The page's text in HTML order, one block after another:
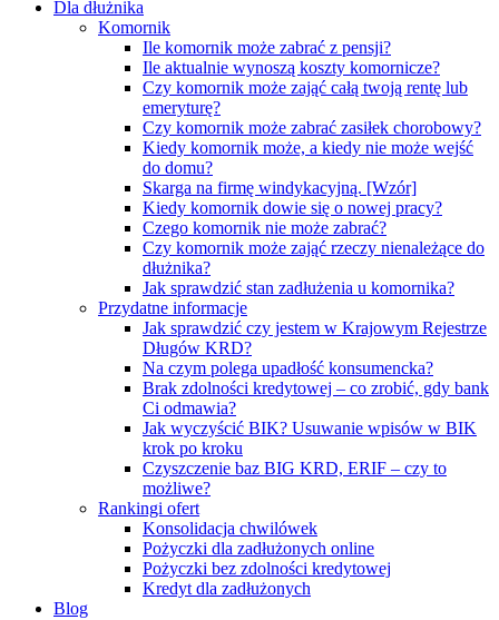
Dla dłużnika
Komornik
Ile komornik może zabrać z pensji?
Ile aktualnie wynoszą koszty komornicze?
Czy komornik może zająć całą twoją rentę lub
emeryturę?
Czy komornik może zabrać zasiłek chorobowy?
Kiedy komornik może, a kiedy nie może wejść
do domu?
Skarga na firmę windykacyjną. [Wzór]
Kiedy komornik dowie się o nowej pracy?
Czego komornik nie może zabrać?
Czy komornik może zająć rzeczy nienależące do
dłużnika?
Jak sprawdzić stan zadłużenia u komornika?
Przydatne informacje
Jak sprawdzić czy jestem w Krajowym Rejestrze
Długów KRD?
Na czym polega upadłość konsumencka?
Brak zdolności kredytowej – co zrobić, gdy bank
Ci odmawia?
Jak wyczyścić BIK? Usuwanie wpisów w BIK
krok po kroku
Czyszczenie baz BIG KRD, ERIF – czy to
możliwe?
Rankingi ofert
Konsolidacja chwilówek
Pożyczki dla zadłużonych online
Pożyczki bez zdolności kredytowej
Kredyt dla zadłużonych
Blog